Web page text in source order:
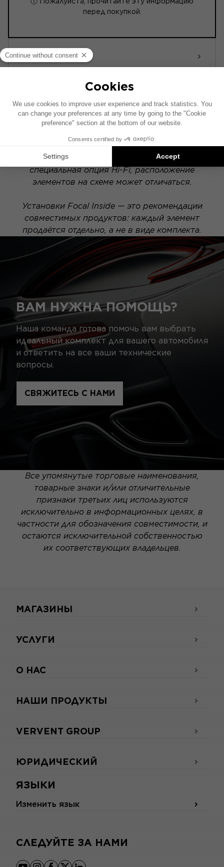
перед покупкой.
ACTIVE 6.0
Схема установки составлена на основе
автомобиля с заводской аудиосистемой. Если
в вашем автомобиле установлена
специальная опция Hi-Fi, расположение
элементов на схеме может отличаться.
Установки Focal Inside — это рекомендации
совместимых продуктов: каждый элемент
продаётся отдельно, а не в виде комплекта.
ВАМ НУЖНА ПОМОЩЬ?
Наша команда готова помочь вам выбрать
идеальный комплект для вашего автомобиля
и ответить на все ваши технические
вопросы.
СВЯЖИТЕСЬ С НАМИ
Все упомянутые торговые наименования,
товарные знаки и/или отличительные
признаки третьих лиц используются
исключительно в информационных целях, в
частности для обозначения совместимости, и
остаются исключительной собственностью
их соответствующих владельцев.
ЯЗЫКИ
Изменить язык
СЛЕДУЙТЕ ЗА НАМИ
МАГАЗИНЫ
УСЛУГИ
О НАС
НАШИ ПРОДУКТЫ
VERVENT GROUP
ЮРИДИЧЕСКИЙ